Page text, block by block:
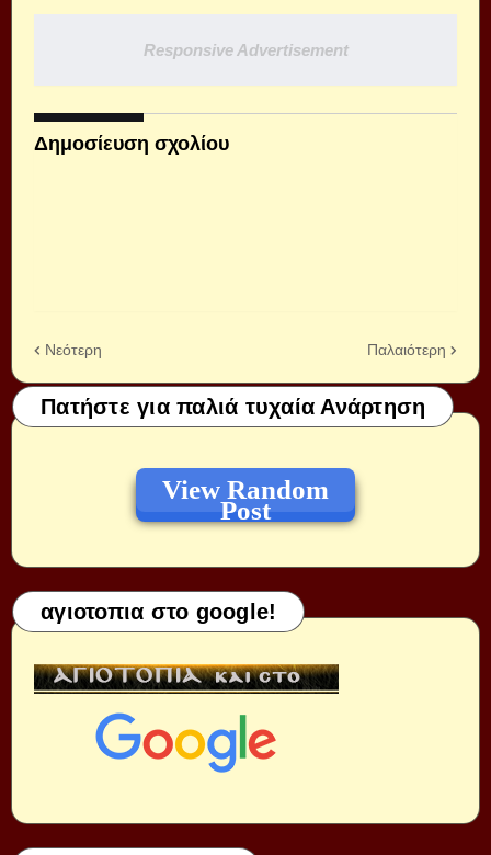
Responsive Advertisement
Δημοσίευση σχολίου
Νεότερη Παλαιότερη
Πατήστε για παλιά τυχαία Ανάρτηση
View Random
Post
αγιοτοπια στο google!